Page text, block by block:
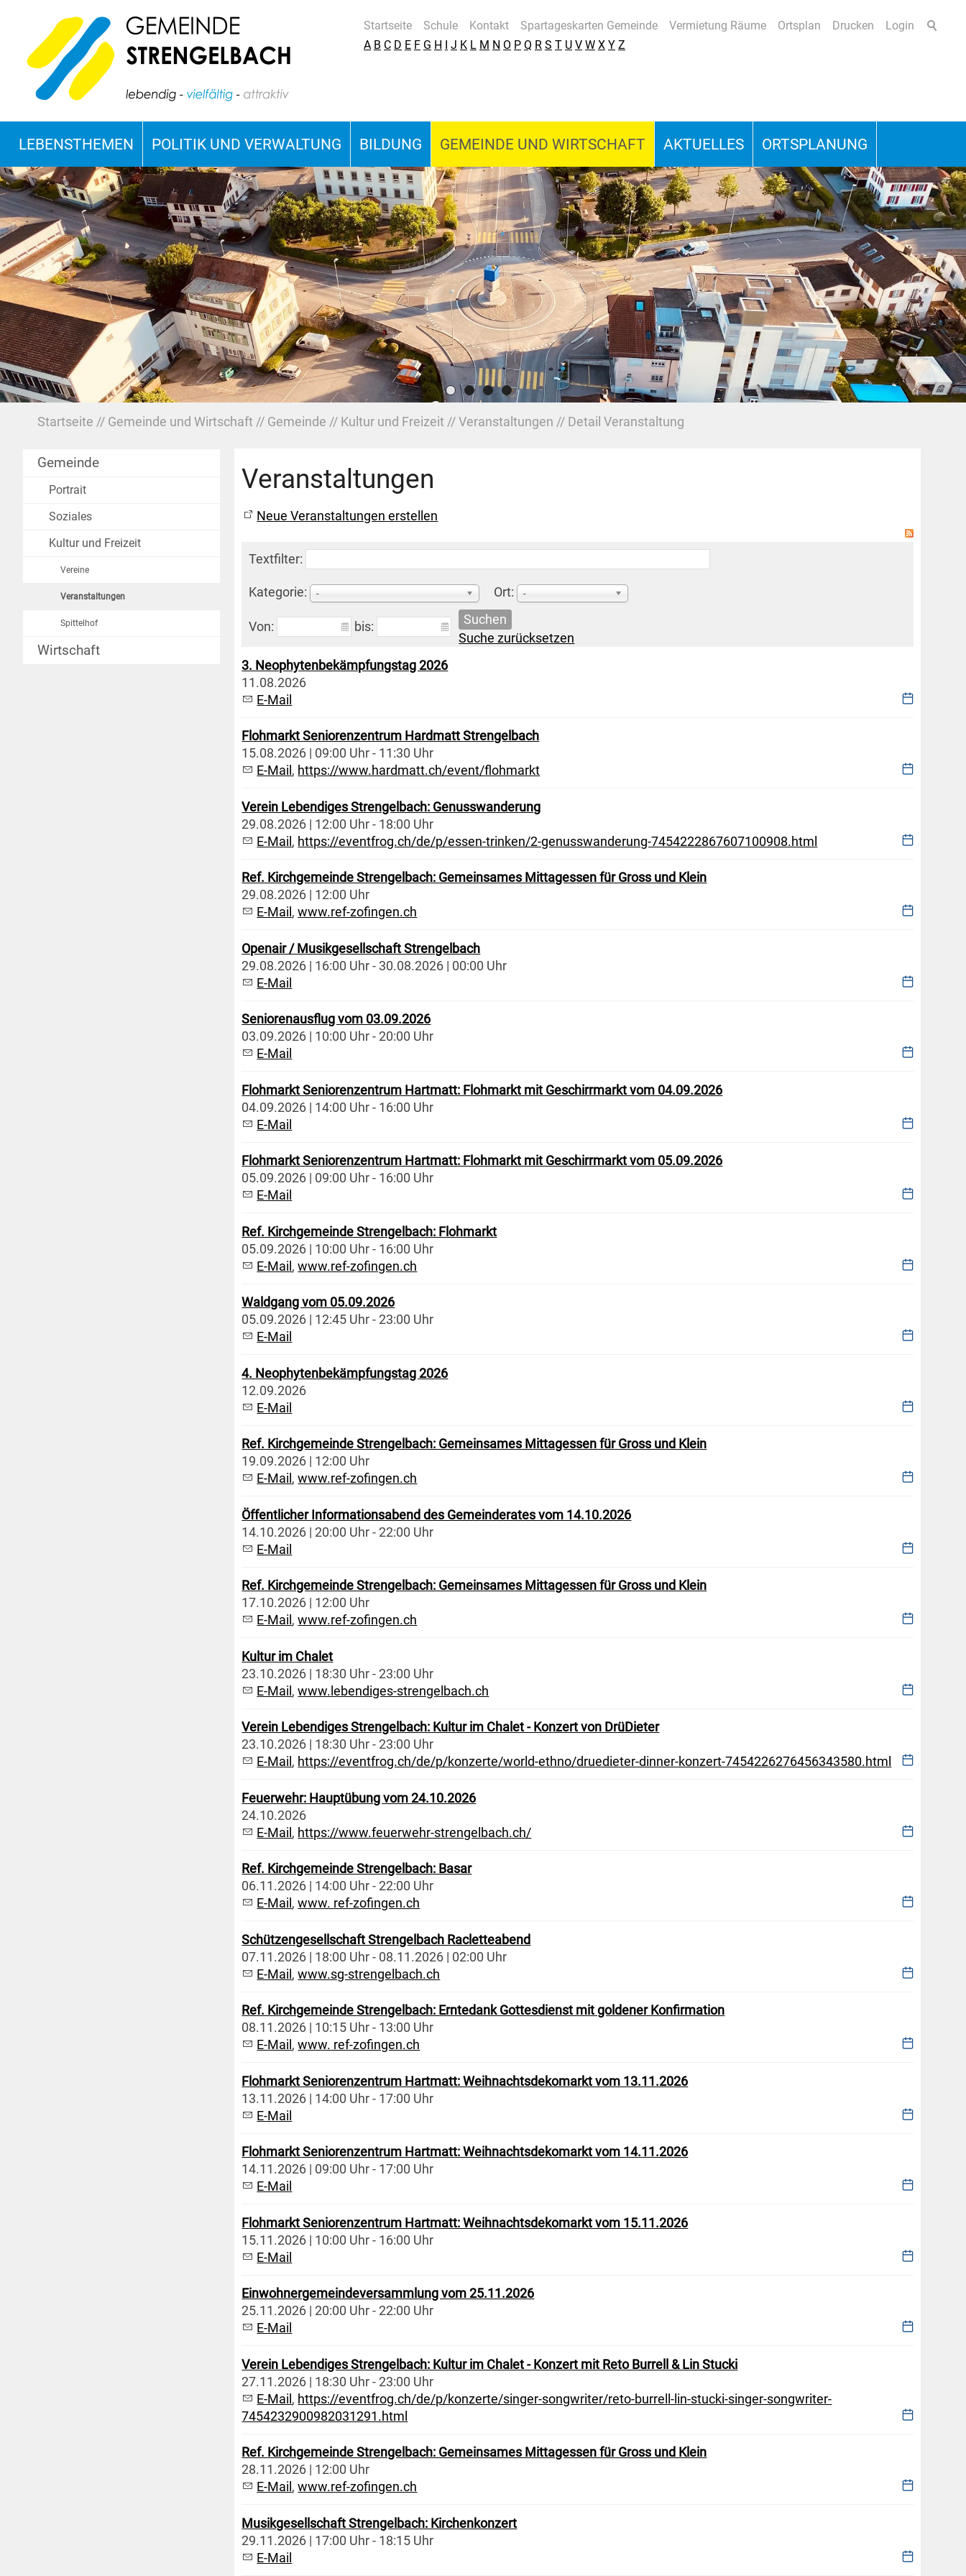
Startseite Schule Kontakt Spartageskarten Gemeinde Vermietung Räume Ortsplan Drucken
Login
A B C D E F G H I J K L M N O P Q R S T U V W X Y Z
LEBENSTHEMEN POLITIK UND VERWALTUNG BILDUNG GEMEINDE UND WIRTSCHAFT AKTUELLES ORTSPLANUNG
Startseite Gemeinde und Wirtschaft Gemeinde Kultur und Freizeit Veranstaltungen Detail Veranstaltung
Gemeinde
Portrait
Soziales
Kultur und Freizeit
Vereine
Veranstaltungen
Spittelhof
Wirtschaft
Veranstaltungen
Neue Veranstaltungen erstellen
Textfilter:
Kategorie: - Ort: -
Von: bis:
Suchen
Suche zurücksetzen
3. Neophytenbekämpfungstag 2026
11.08.2026
E-Mail
Flohmarkt Seniorenzentrum Hardmatt Strengelbach
15.08.2026 | 09:00 Uhr - 11:30 Uhr
E-Mail , https://www.hardmatt.ch/event/flohmarkt
Verein Lebendiges Strengelbach: Genusswanderung
29.08.2026 | 12:00 Uhr - 18:00 Uhr
E-Mail , https://eventfrog.ch/de/p/essen-trinken/2-genusswanderung-7454222867607100908.html
Ref. Kirchgemeinde Strengelbach: Gemeinsames Mittagessen für Gross und Klein
29.08.2026 | 12:00 Uhr
E-Mail ,www.ref-zofingen.ch
Openair / Musikgesellschaft Strengelbach
29.08.2026 | 16:00 Uhr - 30.08.2026 | 00:00 Uhr
E-Mail
Seniorenausflug vom 03.09.2026
03.09.2026 | 10:00 Uhr - 20:00 Uhr
E-Mail
Flohmarkt Seniorenzentrum Hartmatt: Flohmarkt mit Geschirrmarkt vom 04.09.2026
04.09.2026 | 14:00 Uhr - 16:00 Uhr
E-Mail
Flohmarkt Seniorenzentrum Hartmatt: Flohmarkt mit Geschirrmarkt vom 05.09.2026
05.09.2026 | 09:00 Uhr - 16:00 Uhr
E-Mail
Ref. Kirchgemeinde Strengelbach: Flohmarkt
05.09.2026 | 10:00 Uhr - 16:00 Uhr
E-Mail ,www.ref-zofingen.ch
Waldgang vom 05.09.2026
05.09.2026 | 12:45 Uhr - 23:00 Uhr
E-Mail
4. Neophytenbekämpfungstag 2026
12.09.2026
E-Mail
Ref. Kirchgemeinde Strengelbach: Gemeinsames Mittagessen für Gross und Klein
19.09.2026 | 12:00 Uhr
E-Mail ,www.ref-zofingen.ch
Öffentlicher Informationsabend des Gemeinderates vom 14.10.2026
14.10.2026 | 20:00 Uhr - 22:00 Uhr
E-Mail
Ref. Kirchgemeinde Strengelbach: Gemeinsames Mittagessen für Gross und Klein
17.10.2026 | 12:00 Uhr
E-Mail ,www.ref-zofingen.ch
Kultur im Chalet
23.10.2026 | 18:30 Uhr - 23:00 Uhr
E-Mail ,www.lebendiges-strengelbach.ch
Verein Lebendiges Strengelbach: Kultur im Chalet - Konzert von DrüDieter
23.10.2026 | 18:30 Uhr - 23:00 Uhr
E-Mail , https://eventfrog.ch/de/p/konzerte/world-ethno/druedieter-dinner-konzert-7454226276456343580.html
Feuerwehr: Hauptübung vom 24.10.2026
24.10.2026
E-Mail , https://www.feuerwehr-strengelbach.ch/
Ref. Kirchgemeinde Strengelbach: Basar
06.11.2026 | 14:00 Uhr - 22:00 Uhr
E-Mail ,www. ref-zofingen.ch
Schützengesellschaft Strengelbach Racletteabend
07.11.2026 | 18:00 Uhr - 08.11.2026 | 02:00 Uhr
E-Mail ,www.sg-strengelbach.ch
Ref. Kirchgemeinde Strengelbach: Erntedank Gottesdienst mit goldener Konfirmation
08.11.2026 | 10:15 Uhr - 13:00 Uhr
E-Mail ,www. ref-zofingen.ch
Flohmarkt Seniorenzentrum Hartmatt: Weihnachtsdekomarkt vom 13.11.2026
13.11.2026 | 14:00 Uhr - 17:00 Uhr
E-Mail
Flohmarkt Seniorenzentrum Hartmatt: Weihnachtsdekomarkt vom 14.11.2026
14.11.2026 | 09:00 Uhr - 17:00 Uhr
E-Mail
Flohmarkt Seniorenzentrum Hartmatt: Weihnachtsdekomarkt vom 15.11.2026
15.11.2026 | 10:00 Uhr - 16:00 Uhr
E-Mail
Einwohnergemeindeversammlung vom 25.11.2026
25.11.2026 | 20:00 Uhr - 22:00 Uhr
E-Mail
Verein Lebendiges Strengelbach: Kultur im Chalet - Konzert mit Reto Burrell & Lin Stucki
27.11.2026 | 18:30 Uhr - 23:00 Uhr
E-Mail , https://eventfrog.ch/de/p/konzerte/singer-songwriter/reto-burrell-lin-stucki-singer-songwriter-
7454232900982031291.html
Ref. Kirchgemeinde Strengelbach: Gemeinsames Mittagessen für Gross und Klein
28.11.2026 | 12:00 Uhr
E-Mail ,www.ref-zofingen.ch
Musikgesellschaft Strengelbach: Kirchenkonzert
29.11.2026 | 17:00 Uhr - 18:15 Uhr
E-Mail